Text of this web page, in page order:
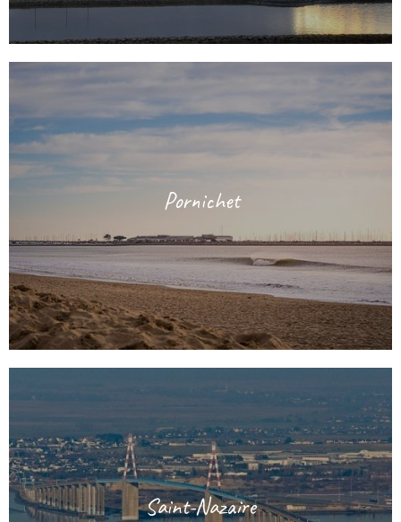
Pornichet
Saint-Nazaire